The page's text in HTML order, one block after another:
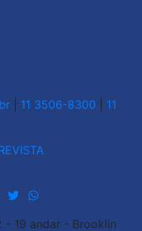
11 3506-8300
11
- 19 andar - Brooklin